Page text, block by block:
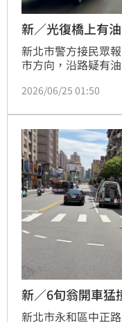
新／光復橋上有
新北市警方接民眾
市方向，沿路疑有
線巡視，但未發現
助交通管制，並通
漬，經調閱監視器
形，至於漏油來源
2026/06/25 01:50
新／6旬翁開車
新北市永和區中正